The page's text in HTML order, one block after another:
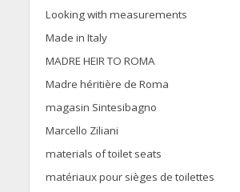
Looking with measurements
Made in Italy
MADRE HEIR TO ROMA
Madre héritière de Roma
magasin Sintesibagno
Marcello Ziliani
materials of toilet seats
matériaux pour sièges de toilettes